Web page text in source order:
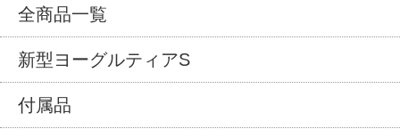
全商品一覧
新型ヨーグルティアS
付属品